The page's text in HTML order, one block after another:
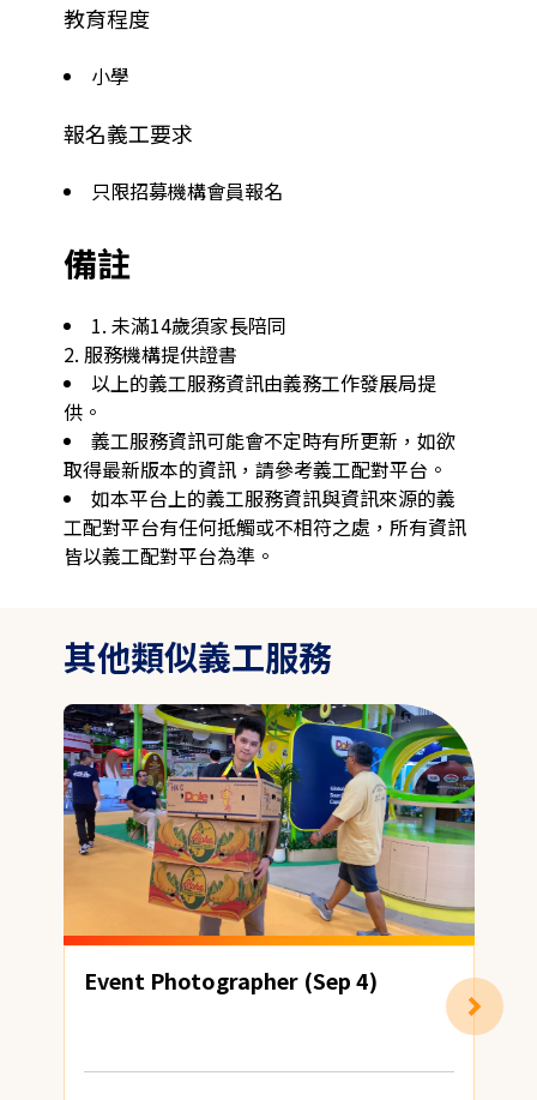
教育程度
小學
報名義工要求
只限招募機構會員報名
備註
1. 未滿14歲須家長陪同
以上的義工服務資訊由義務工作發展局提
供。
義工服務資訊可能會不定時有所更新，如欲
取得最新版本的資訊，請參考義工配對平台。
如本平台上的義工服務資訊與資訊來源的義
工配對平台有任何抵觸或不相符之處，所有資訊
皆以義工配對平台為準。
其他類似義工服務
Event Photographer (Sep 4)